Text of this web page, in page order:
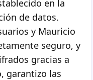
en la
de datos.
y Mauricio
seguro, y
gracias a
garantizo las